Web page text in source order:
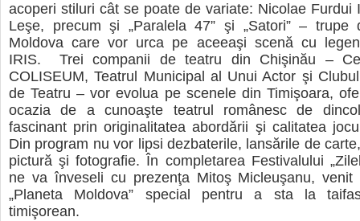
acoperi stiluri cât se poate de variate: Nicolae Furdui
Leşe, precum şi „Paralela 47” şi „Satori” – trupe
Moldova care vor urca pe aceeaşi scenă cu
IRIS. Trei companii de teatru din Chişinău –
COLISEUM, Teatrul Municipal al Unui Actor şi
de Teatru – vor evolua pe scenele din Timişoara,
ocazia de a cunoaşte teatrul românesc de
fascinant prin originalitatea abordării şi calitatea
Din program nu vor lipsi dezbaterile, lansările de
pictură şi fotografie. În completarea Festivalului
ne va înveseli cu prezenţa Mitoş Micleuşanu,
„Planeta Moldova” special pentru a sta la
timişorean.